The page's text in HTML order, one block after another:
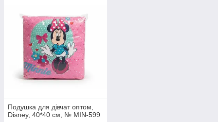
Подушка для дівчат оптом,
Disney, 40*40 см, № MIN-599